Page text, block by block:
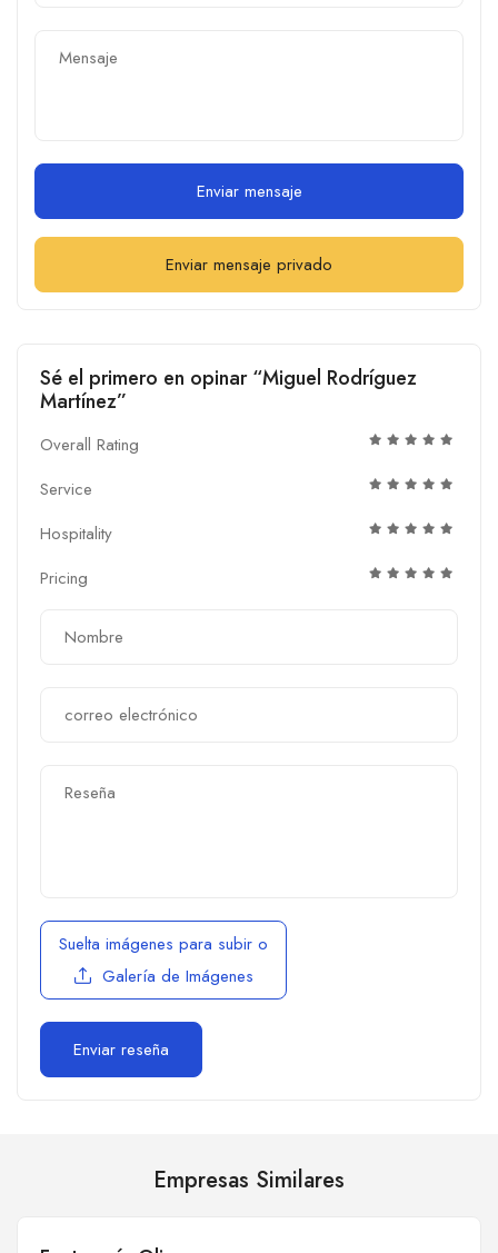
Enviar mensaje
Enviar mensaje privado
Sé el primero en opinar “Miguel Rodríguez
Martínez”
Overall Rating
Service
Hospitality
Pricing
Suelta imágenes para subir o
Galería de Imágenes
Empresas Similares